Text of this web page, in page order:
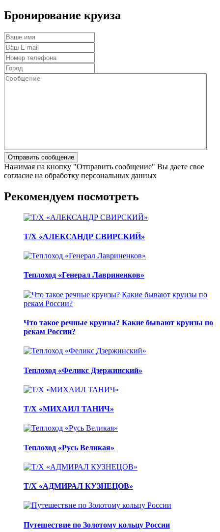
Бронирование круиза
Нажимая на кнопку "Отправить сообщение" Вы даете свое
согласие на обработку персональных данных
Рекомендуем посмотреть
Т/Х «АЛЕКСАНДР СВИРСКИЙ»
Теплоход «Генерал Лавриненков»
Что такое речные круизы? Какие бывают круизы по
рекам России?
Теплоход «Феликс Дзержинский»
Т/Х «МИХАИЛ ТАНИЧ»
Теплоход «Русь Великая»
Т/Х «АДМИРАЛ КУЗНЕЦОВ»
Путешествие по Золотому кольцу России